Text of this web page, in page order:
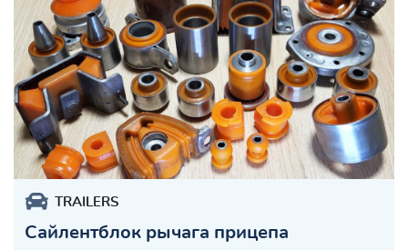
TRAILERS
Сайлентблок рычага прицепа